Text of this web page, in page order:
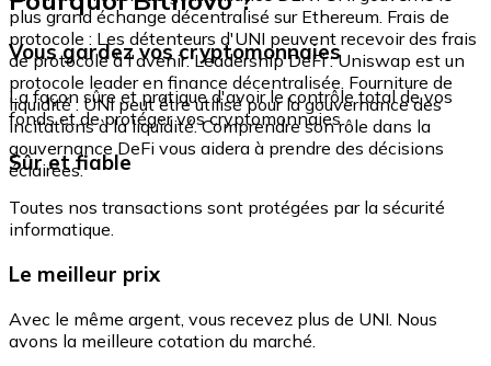
plus grand échange décentralisé sur Ethereum. Frais de
protocole : Les détenteurs d'UNI peuvent recevoir des frais
de protocole à l'avenir. Leadership DeFi : Uniswap est un
protocole leader en finance décentralisée. Fourniture de
liquidité : UNI peut être utilisé pour la gouvernance des
incitations à la liquidité. Comprendre son rôle dans la
gouvernance DeFi vous aidera à prendre des décisions
éclairées.
Vous gardez vos cryptomonnaies
La façon sûre et pratique d'avoir le contrôle total de vos
fonds et de protéger vos cryptomonnaies.
Sûr et fiable
Toutes nos transactions sont protégées par la sécurité
informatique.
Le meilleur prix
Avec le même argent, vous recevez plus de UNI. Nous
avons la meilleure cotation du marché.